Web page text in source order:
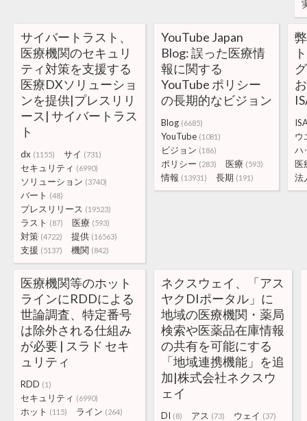
サイバートラスト、
医療機関のセキュリ
ティ対策を支援する
医療DXソリューショ
ンを提供|プレスリリ
ース| サイバートラス
ト
dx (1155) サイ (731)
セキュリティ (6990)
ソリューション (3740)
バート (48)
プレスリリース (19523)
ラスト (87) 医療 (593)
対策 (4722) 提供 (16563)
支援 (5137) 機関 (842)
YouTube Japan
Blog: 誤った医療情
報に関する
YouTube ポリシー
の長期的なビジョン
Blog (6685)
YouTube (1081)
ビジョン (186)
ポリシー (283) 医療 (593)
情報 (13931) 長期 (191)
ウ
ハ
医
法
医療機関等のホット
ラインにRDDによる
世論調査、特定番号
は除外される仕組み
が必要 | スラド セキ
ュリティ
RDD (1)
セキュリティ (6990)
ホット (115) ライン (264)
ネクスウェイ、「アス
ヤクDIポータル」に
地域の医療機関・薬局
検索や医薬品在庫情報
の共有を可能にする
「地域連携機能」を追
加|株式会社ネクスウ
ェイ
DI (8) アス (73) ウェイ (37)